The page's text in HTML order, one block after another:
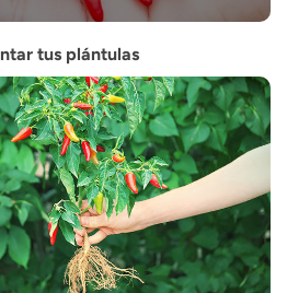
tus plántulas